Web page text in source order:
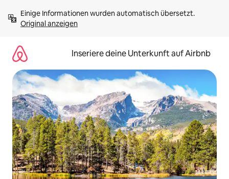
Inhalten
springenOriginal anzeigen
Inseriere deine Unterkunft auf Airbnb